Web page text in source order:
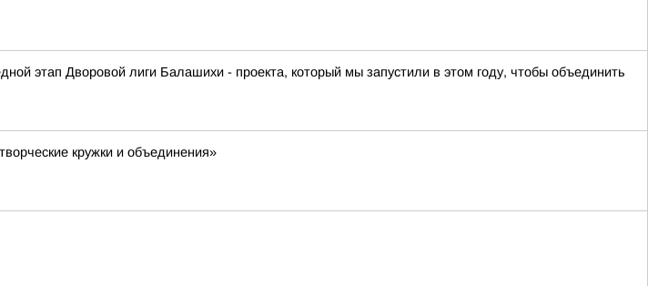
этап Дворовой лиги Балашихи - проекта, который мы запустили в этом году, чтобы объединить
кружки и объединения»